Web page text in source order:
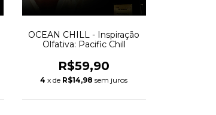
OCEAN CHILL - Inspiração
Olfativa: Pacific Chill
R$59,90
4 x de R$14,98 sem juros